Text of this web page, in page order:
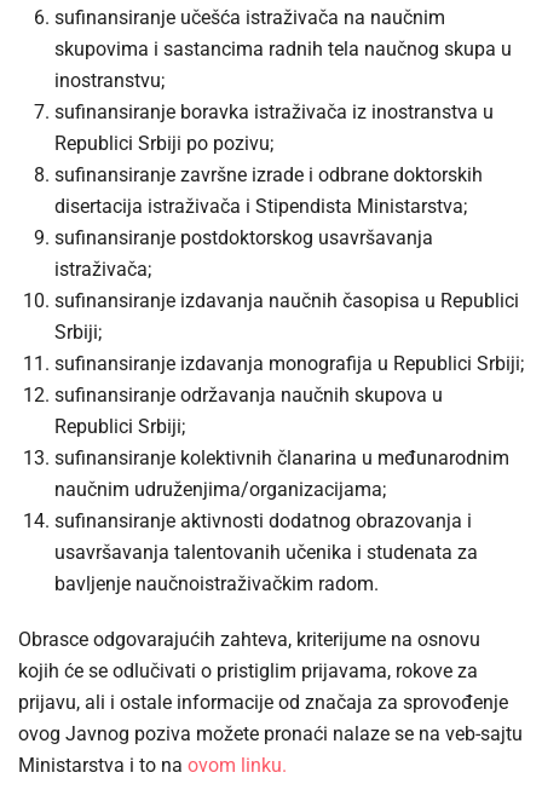
sufinansiranje učešća istraživača na naučnim
skupovima i sastancima radnih tela naučnog skupa u
inostranstvu;
sufinansiranje boravka istraživača iz inostranstva u
Republici Srbiji po pozivu;
sufinansiranje završne izrade i odbrane doktorskih
disertacija istraživača i Stipendista Ministarstva;
sufinansiranje postdoktorskog usavršavanja
istraživača;
sufinansiranje izdavanja naučnih časopisa u Republici
Srbiji;
sufinansiranje izdavanja monografija u Republici Srbiji;
sufinansiranje održavanja naučnih skupova u
Republici Srbiji;
sufinansiranje kolektivnih članarina u međunarodnim
naučnim udruženjima/organizacijama;
sufinansiranje aktivnosti dodatnog obrazovanja i
usavršavanja talentovanih učenika i studenata za
bavljenje naučnoistraživačkim radom.
Obrasce odgovarajućih zahteva, kriterijume na osnovu
kojih će se odlučivati o pristiglim prijavama, rokove za
prijavu, ali i ostale informacije od značaja za sprovođenje
ovog Javnog poziva možete pronaći nalaze se na veb-sajtu
Ministarstva i to na ovom linku.